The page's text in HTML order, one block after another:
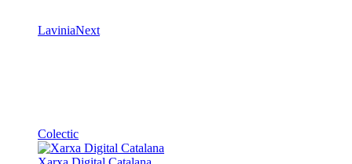
TOTHOMweb